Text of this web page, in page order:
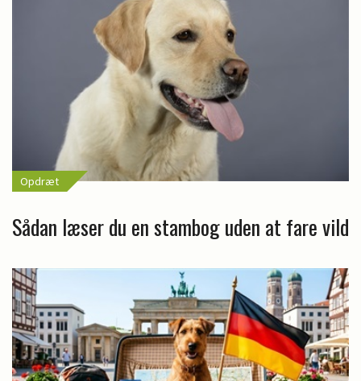
Opdræt
Sådan læser du en stambog uden at fare vild